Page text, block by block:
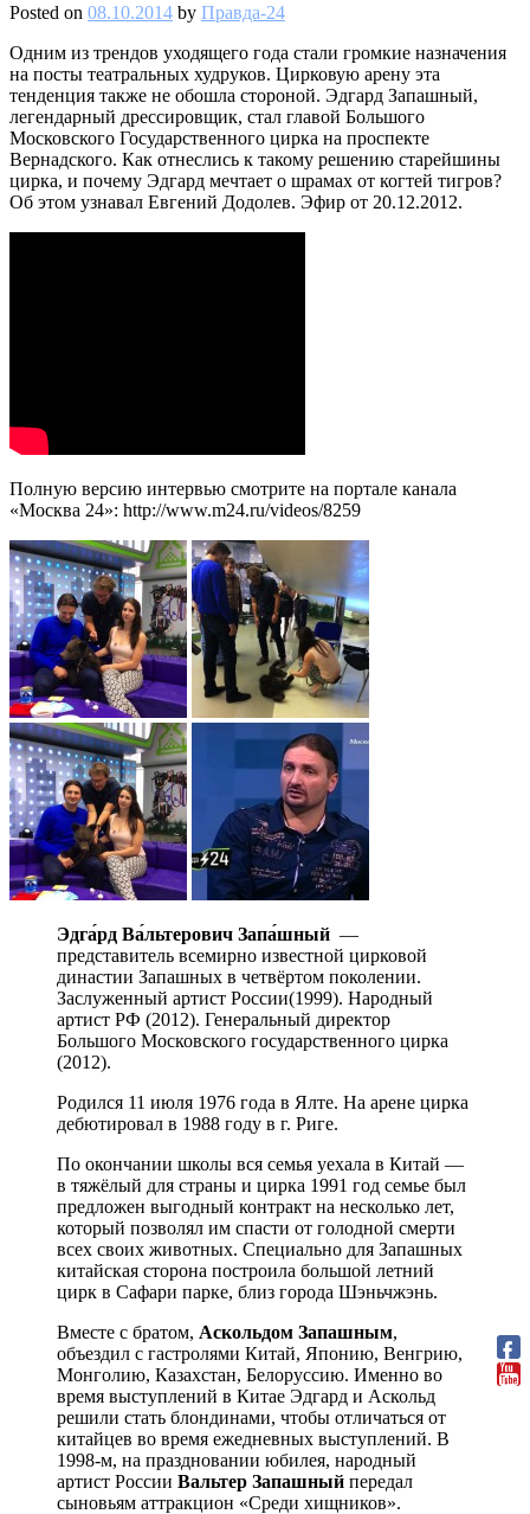
Posted on 08.10.2014 by Правда-24
Одним из трендов уходящего года стали громкие назначения
на посты театральных худруков. Цирковую арену эта
тенденция также не обошла стороной. Эдгард Запашный,
легендарный дрессировщик, стал главой Большого
Московского Государственного цирка на проспекте
Вернадского. Как отнеслись к такому решению старейшины
цирка, и почему Эдгард мечтает о шрамах от когтей тигров?
Об этом узнавал Евгений Додолев. Эфир от 20.12.2012.
Полную версию интервью смотрите на портале канала
«Москва 24»: http://www.m24.ru/videos/8259
Эдга́рд Ва́льтерович Запа́шный —
представитель всемирно известной цирковой
династии Запашных в четвёртом поколении.
Заслуженный артист России(1999). Народный
артист РФ (2012). Генеральный директор
Большого Московского государственного цирка
(2012).
Родился 11 июля 1976 года в Ялте. На арене цирка
дебютировал в 1988 году в г. Риге.
По окончании школы вся семья уехала в Китай —
в тяжёлый для страны и цирка 1991 год семье был
предложен выгодный контракт на несколько лет,
который позволял им спасти от голодной смерти
всех своих животных. Специально для Запашных
китайская сторона построила большой летний
цирк в Сафари парке, близ города Шэньчжэнь.
Вместе с братом, Аскольдом Запашным,
объездил с гастролями Китай, Японию, Венгрию,
Монголию, Казахстан, Белоруссию. Именно во
время выступлений в Китае Эдгард и Аскольд
решили стать блондинами, чтобы отличаться от
китайцев во время ежедневных выступлений. В
1998-м, на праздновании юбилея, народный
артист России Вальтер Запашный передал
сыновьям аттракцион «Среди хищников».